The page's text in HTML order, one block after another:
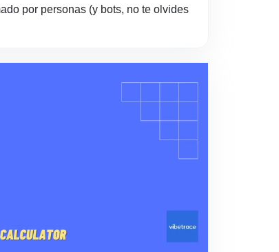
por personas (y bots, no te olvides